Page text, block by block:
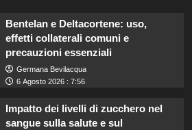
Bentelan e Deltacortene: uso,
effetti collaterali comuni e
precauzioni essenziali
Germana Bevilacqua
6 Agosto 2026 : 7:56
Impatto dei livelli di zucchero nel
sangue sulla salute e sul